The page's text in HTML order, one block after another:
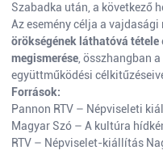
Szabadka után, a következő
Az esemény célja a
örökségének láthatóvá tétele
megismerése , összhangban a
együttműködési
Források:
Pannon RTV – Népviseleti
Magyar Szó – A kultúra
RTV – Népviselet-kiállítás